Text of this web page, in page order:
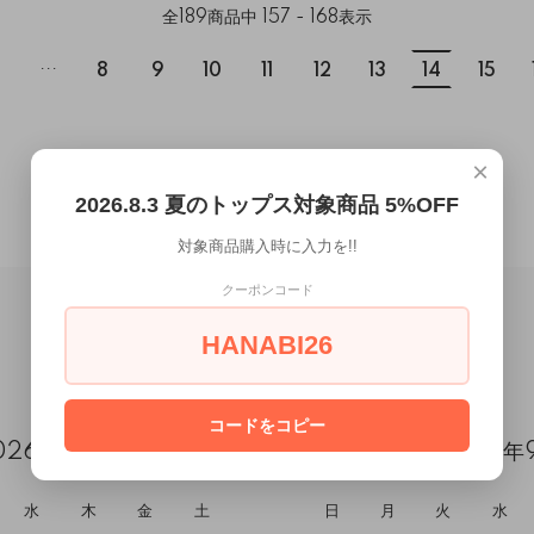
全 189商品中 157 - 168表示
... 8 9 10 12 13 14 15
CALENDAR
年8月
水 木 金 土
2026年
日 月 火 水
×
2026.8.3 夏のトップス対象商品 5%OFF
対象商品購入時に入力を!!
クーポンコード
HANABI26
コードをコピー